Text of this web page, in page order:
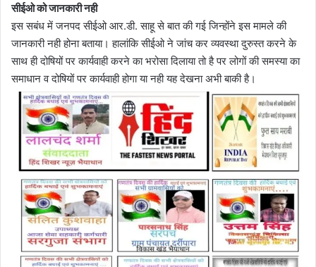
सीईओ को जानकारी नही
इस सबंध में जनपद सीईओ आर.डी. साहू से बात की गई जिन्होंने इस मामले की
जानकारी नही होना बताया। हालांकि सीईओ ने जांच कर व्यवस्था दुरुस्त करने के
साथ ही दोषियों पर कार्यवाही करने का भरोसा दिलाया तो है पर लोगों की समस्या का
समाधान व दोषियों पर कार्यवाही होगा या नही यह देखना अभी बाकी है।